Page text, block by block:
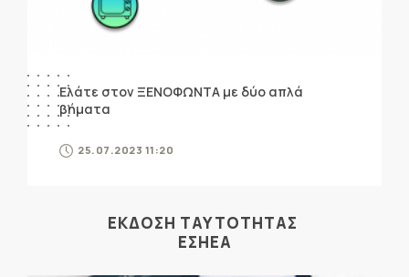
Ελάτε στον ΞΕΝΟΦΩΝΤΑ με δύο απλά
βήματα
25.07.2023 11:20
ΕΚΔΟΣΗ ΤΑΥΤΟΤΗΤΑΣ
ΕΣΗΕΑ